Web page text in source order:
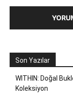
Son Yazılar
WITHIN: Doğal
Koleksiyon